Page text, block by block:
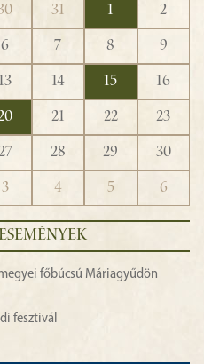
31 1
2
6 7 8
9
13 14 15
16
21 22
23
28 29
30
3 4 5 6
főbúcsú Máriagyűdön
fesztivál